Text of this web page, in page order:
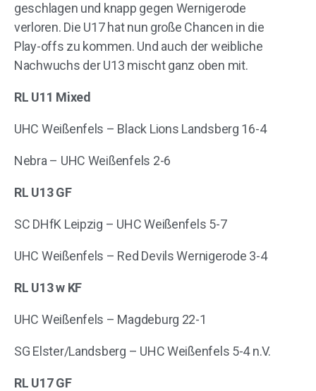
geschlagen und knapp gegen Wernigerode
verloren. Die U17 hat nun große Chancen in die
Play-offs zu kommen. Und auch der weibliche
Nachwuchs der U13 mischt ganz oben mit.
RL U11 Mixed
UHC Weißenfels – Black Lions Landsberg 16-4
Nebra – UHC Weißenfels 2-6
RL U13 GF
SC DHfK Leipzig – UHC Weißenfels 5-7
UHC Weißenfels – Red Devils Wernigerode 3-4
RL U13 w KF
UHC Weißenfels – Magdeburg 22-1
SG Elster/Landsberg – UHC Weißenfels 5-4 n.V.
RL U17 GF